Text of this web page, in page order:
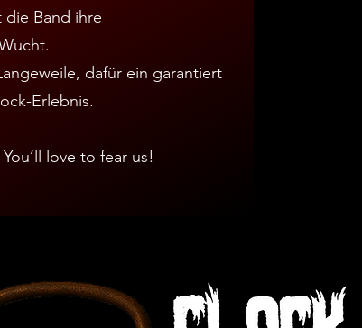
Band ihre
dafür ein garantiert
Erlebnis.
love to fear us!